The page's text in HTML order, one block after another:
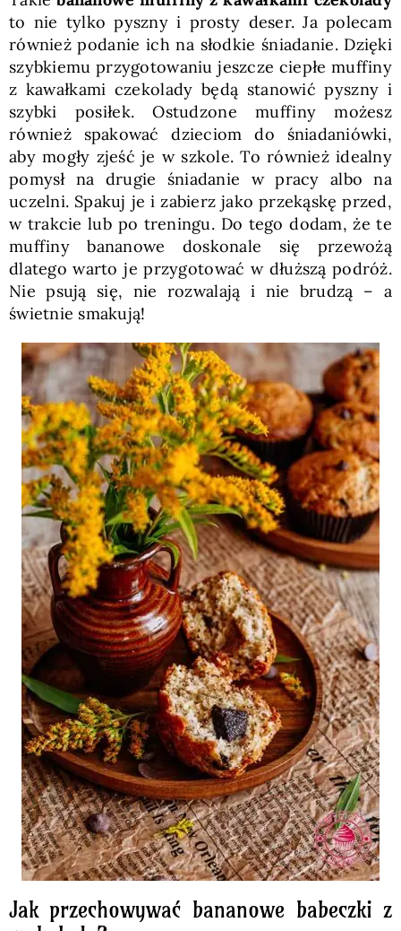
to nie tylko pyszny i prosty deser. Ja polecam
również podanie ich na słodkie śniadanie. Dzięki
szybkiemu przygotowaniu jeszcze ciepłe muffiny
z kawałkami czekolady będą stanowić pyszny i
szybki posiłek. Ostudzone muffiny możesz
również spakować dzieciom do śniadaniówki,
aby mogły zjeść je w szkole. To również idealny
pomysł na drugie śniadanie w pracy albo na
uczelni. Spakuj je i zabierz jako przekąskę przed,
w trakcie lub po treningu. Do tego dodam, że te
muffiny bananowe doskonale się przewożą
dlatego warto je przygotować w dłuższą podróż.
Nie psują się, nie rozwalają i nie brudzą – a
świetnie smakują!
Jak przechowywać bananowe babeczki z